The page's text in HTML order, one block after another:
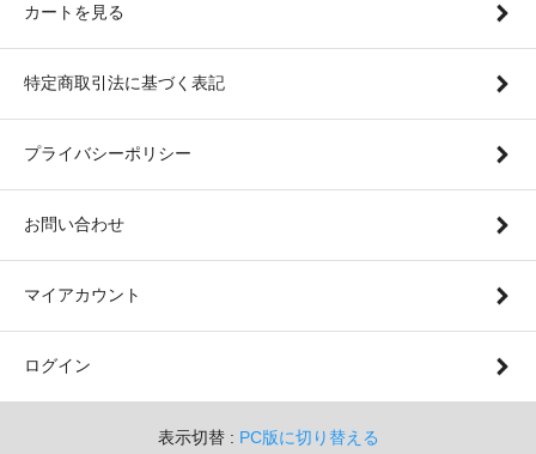
カートを見る
特定商取引法に基づく表記
プライバシーポリシー
お問い合わせ
マイアカウント
ログイン
表示切替 : PC版に切り替える